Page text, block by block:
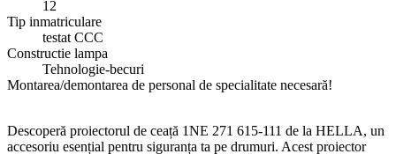
12
Tip inmatriculare
testat CCC
Constructie lampa
Tehnologie-becuri
Montarea/demontarea de personal de specialitate necesară!
Descoperă proiectorul de ceață 1NE 271 615-111 de la HELLA, un
accesoriu esențial pentru siguranța ta pe drumuri. Acest proiector